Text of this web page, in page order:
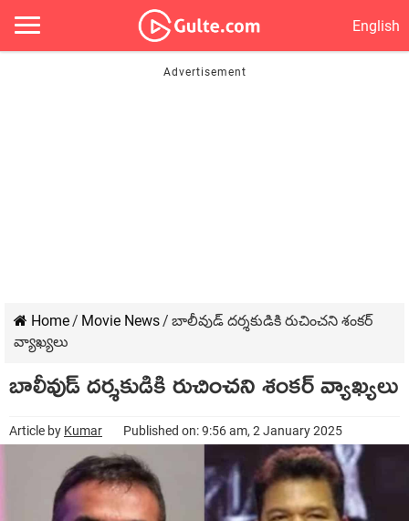
English
Home/ Movie News/ బాలీవుడ్ ద‌ర్శ‌కుడికి రుచించ‌ని శంక‌ర్
వ్యాఖ్య‌లు
బాలీవుడ్ ద‌ర్శ‌కుడికి రుచించ‌ని శంక‌ర్ వ్యాఖ్య‌లు
Article by Kumar Published on: 9:56 am, 2 January 2025